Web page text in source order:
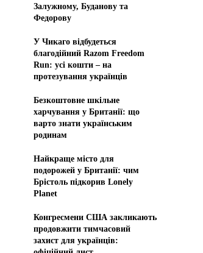
Залужному, Буданову та
Федорову
У Чикаго відбудеться
благодійний Razom Freedom
Run: усі кошти – на
протезування українців
Безкоштовне шкільне
харчування у Британії: що
варто знати українським
родинам
Найкраще місто для
подорожей у Британії: чим
Брістоль підкорив Lonely
Planet
Конгресмени США закликають
продовжити тимчасовий
захист для українців: